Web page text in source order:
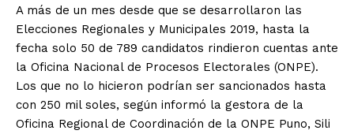
A más de un mes desde que se desarrollaron las
Elecciones Regionales y Municipales 2019, hasta la
fecha solo 50 de 789 candidatos rindieron cuentas ante
la Oficina Nacional de Procesos Electorales (ONPE).
Los que no lo hicieron podrían ser sancionados hasta
con 250 mil soles, según informó la gestora de la
Oficina Regional de Coordinación de la ONPE Puno, Sili